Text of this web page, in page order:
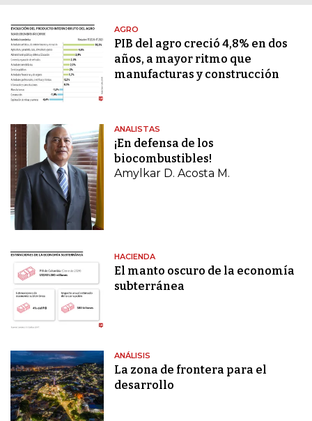
AGRO
PIB del agro creció 4,8% en dos
años, a mayor ritmo que
manufacturas y construcción
ANALISTAS
¡En defensa de los
biocombustibles!
Amylkar D. Acosta M.
HACIENDA
El manto oscuro de la economía
subterránea
ANÁLISIS
La zona de frontera para el
desarrollo